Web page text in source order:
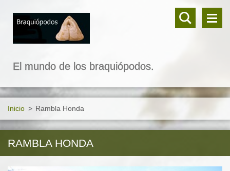
El mundo de los braquiópodos.
Inicio > Rambla Honda
RAMBLA HONDA